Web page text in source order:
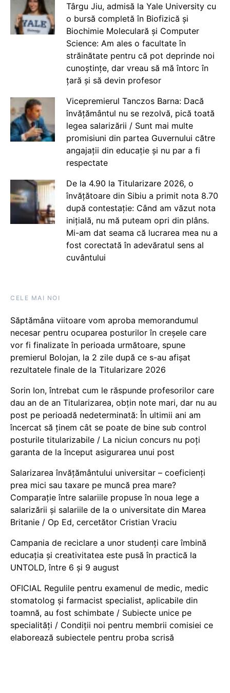
Târgu Jiu, admisă la Yale University cu
o bursă completă în Biofizică și
Biochimie Moleculară și Computer
Science: Am ales o facultate în
străinătate pentru că pot deprinde noi
cunoștințe, dar vreau să mă întorc în
țară și să devin profesor
Vicepremierul Tanczos Barna: Dacă
învățământul nu se rezolvă, pică toată
legea salarizării / Sunt mai multe
promisiuni din partea Guvernului către
angajații din educație și nu par a fi
respectate
De la 4.90 la Titularizare 2026, o
învățătoare din Sibiu a primit nota 8.70
după contestație: Când am văzut nota
inițială, nu mă puteam opri din plâns.
Mi-am dat seama că lucrarea mea nu a
fost corectată în adevăratul sens al
cuvântului
CELE MAI NOI
Săptămâna viitoare vom aproba memorandumul
necesar pentru ocuparea posturilor în creșele care
vor fi finalizate în perioada următoare, spune
premierul Bolojan, la 2 zile după ce s-au afișat
rezultatele finale de la Titularizare 2026
Sorin Ion, întrebat cum le răspunde profesorilor care
dau an de an Titularizarea, obțin note mari, dar nu au
post pe perioadă nedeterminată: În ultimii ani am
încercat să ținem cât se poate de bine sub control
posturile titularizabile / La niciun concurs nu poți
garanta de la început asigurarea unui post
Salarizarea învățământului universitar – coeficienți
prea mici sau taxare pe muncă prea mare?
Comparație între salariile propuse în noua lege a
salarizării și salariile de la o universitate din Marea
Britanie / Op Ed, cercetător Cristian Vraciu
Campania de reciclare a unor studenți care îmbină
educația și creativitatea este pusă în practică la
UNTOLD, între 6 și 9 august
OFICIAL Regulile pentru examenul de medic, medic
stomatolog și farmacist specialist, aplicabile din
toamnă, au fost schimbate / Subiecte unice pe
specialități / Condiții noi pentru membrii comisiei ce
elaborează subiectele pentru proba scrisă